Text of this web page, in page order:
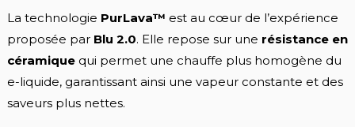
La technologie PurLava™ est au cœur de l’expérience
proposée par Blu 2.0. Elle repose sur une résistance en
céramiquequi permet une chauffe plus homogène du
e-liquide, garantissant ainsi une vapeur constante et des
saveurs plus nettes.